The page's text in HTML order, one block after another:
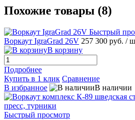
Похожие товары (8)
Быстрый
Воркаут IgraGrad 26V 257 300 руб. /
В корзину
Подробнее
Купить в 1 клик Сравнение
В избранное
В наличии
Быстрый просмотр